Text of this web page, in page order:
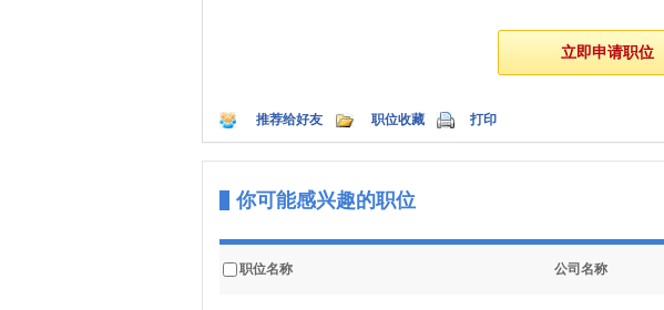
推荐给好友 职位收藏 打印
你可能感兴趣的职位
职位名称 公司名称